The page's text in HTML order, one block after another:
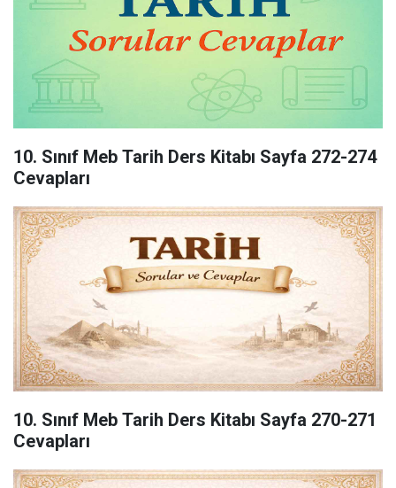
10. Sınıf Meb Tarih Ders Kitabı Sayfa 272-274
Cevapları
10. Sınıf Meb Tarih Ders Kitabı Sayfa 270-271
Cevapları